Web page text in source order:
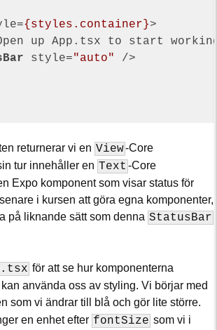
={styles.container}>
up App.tsx to start
style="auto"
/>
returnerar vi en View-Core
tur innehåller en Text -Core
Expo komponent som visar status för
i kursen att göra egna komponenter,
på liknande sätt som denna StatusBar
för att se hur komponenterna
använda oss av styling. Vi börjar med
som vi ändrar till blå och gör lite större.
en enhet efter fontSize som vi i